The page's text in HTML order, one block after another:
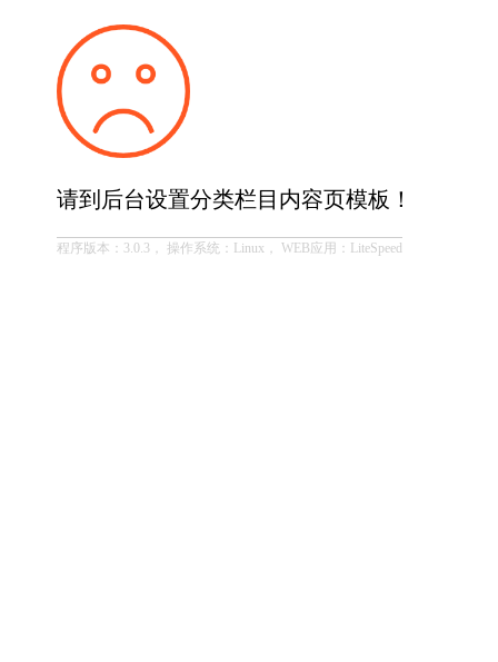
请到后台设置分类栏目内容页模板！
程序版本：3.0.3， 操作系统：Linux， WEB应用：LiteSpeed